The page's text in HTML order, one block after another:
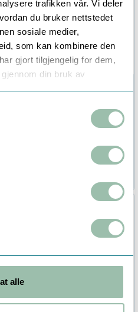
trafikken vår. Vi deler
du bruker nettstedet
sosiale medier,
som kan kombinere den
gjort tilgjengelig for dem,
din bruk av
alle
Sensostar C,
For varmekretser - 25 L/Puls